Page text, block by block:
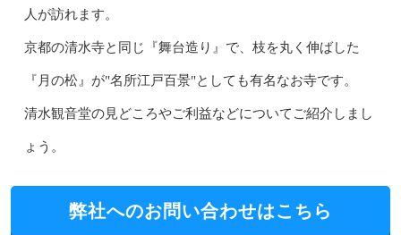
人が訪れます。
京都の清水寺と同じ『舞台造り』で、枝を丸く伸ばした
『月の松』が"名所江戸百景"としても有名なお寺です。
清水観音堂の見どころやご利益などについてご紹介しまし
ょう。
弊社へのお問い合わせはこちら